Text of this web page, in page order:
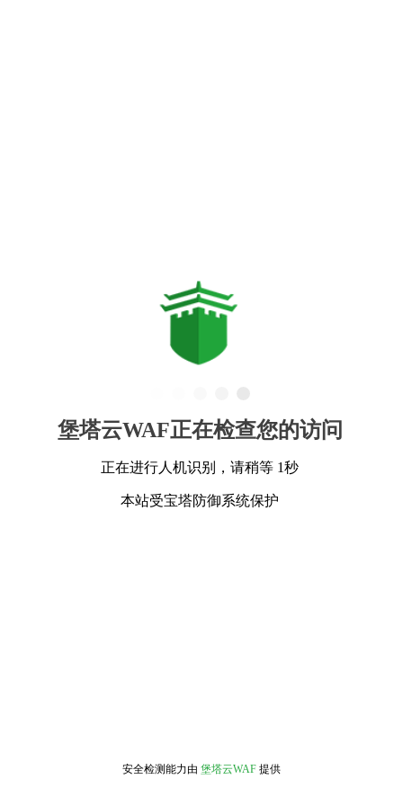
堡塔云WAF正在检查您的访问
正在进行人机识别，请稍等 1秒
本站受宝塔防御系统保护
安全检测能力由 堡塔云WAF 提供